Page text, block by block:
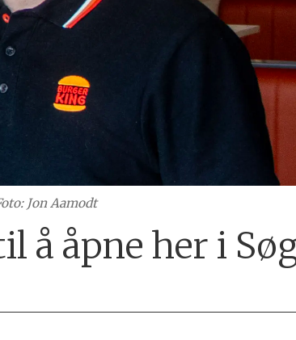
Jon Aamodt
å åpne her i